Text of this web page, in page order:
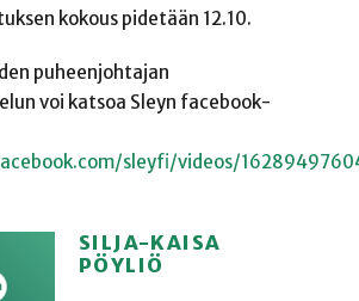
kokous pidetään 12.10.
puheenjohtajan
voi katsoa Sleyn facebook-
sleyfi/videos/
SILJA-KAISA
PÖYLIÖ